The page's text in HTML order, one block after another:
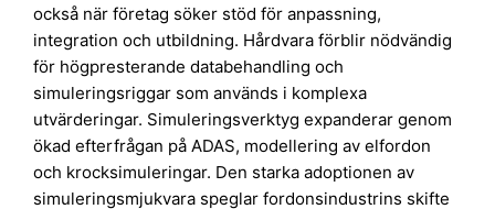
också när företag söker stöd för anpassning,
integration och utbildning. Hårdvara förblir nödvändig
för högpresterande databehandling och
simuleringsriggar som används i komplexa
utvärderingar. Simuleringsverktyg expanderar genom
ökad efterfrågan på ADAS, modellering av elfordon
och krocksimuleringar. Den starka adoptionen av
simuleringsmjukvara speglar fordonsindustrins skifte